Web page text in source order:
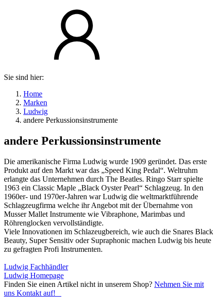
Sie sind hier:
Home
Marken
Ludwig
andere Perkussionsinstrumente
andere Perkussionsinstrumente
Die amerikanische Firma Ludwig wurde 1909 geründet. Das erste
Produkt auf den Markt war das „Speed King Pedal“. Weltruhm
erlangte das Unternehmen durch The Beatles. Ringo Starr spielte
1963 ein Classic Maple „Black Oyster Pearl“ Schlagzeug. In den
1960er- und 1970er-Jahren war Ludwig die weltmarktführende
Schlagzeugfirma welche ihr Angebot mit der Übernahme von
Musser Mallet Instrumente wie Vibraphone, Marimbas und
Röhrenglocken vervollständigte.
Viele Innovationen im Schlazeugbereich, wie auch die Snares Black
Beauty, Super Sensitiv oder Supraphonic machen Ludwig bis heute
zu gefragten Profi Instrumenten.
Ludwig Fachhändler
Ludwig Homepage
Finden Sie einen Artikel nicht in unserem Shop? Nehmen Sie mit
uns Kontakt auf!